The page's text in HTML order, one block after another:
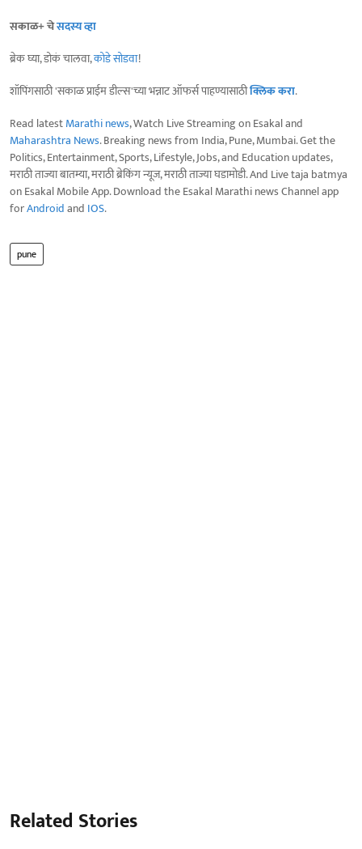
सकाळ+ चेसदस्य व्हा
ब्रेक घ्या, डोकं चालवा,कोडे सोडवा!
शॉपिंगसाठी 'सकाळ प्राईम डील्स'च्या भन्नाट ऑफर्स पाहण्यासाठीक्लिक करा.
Read latestMarathi news, Watch Live Streaming on Esakal and
Maharashtra News. Breaking news from India, Pune, Mumbai. Get the
Politics, Entertainment, Sports, Lifestyle, Jobs, and Education updates,
मराठी ताज्या बातम्या, मराठी ब्रेकिंग न्यूज, मराठी ताज्या घडामोडी. And Live taja batmya
on Esakal Mobile App. Download the Esakal Marathi news Channel app
forAndroidand IOS.
pune
Related Stories